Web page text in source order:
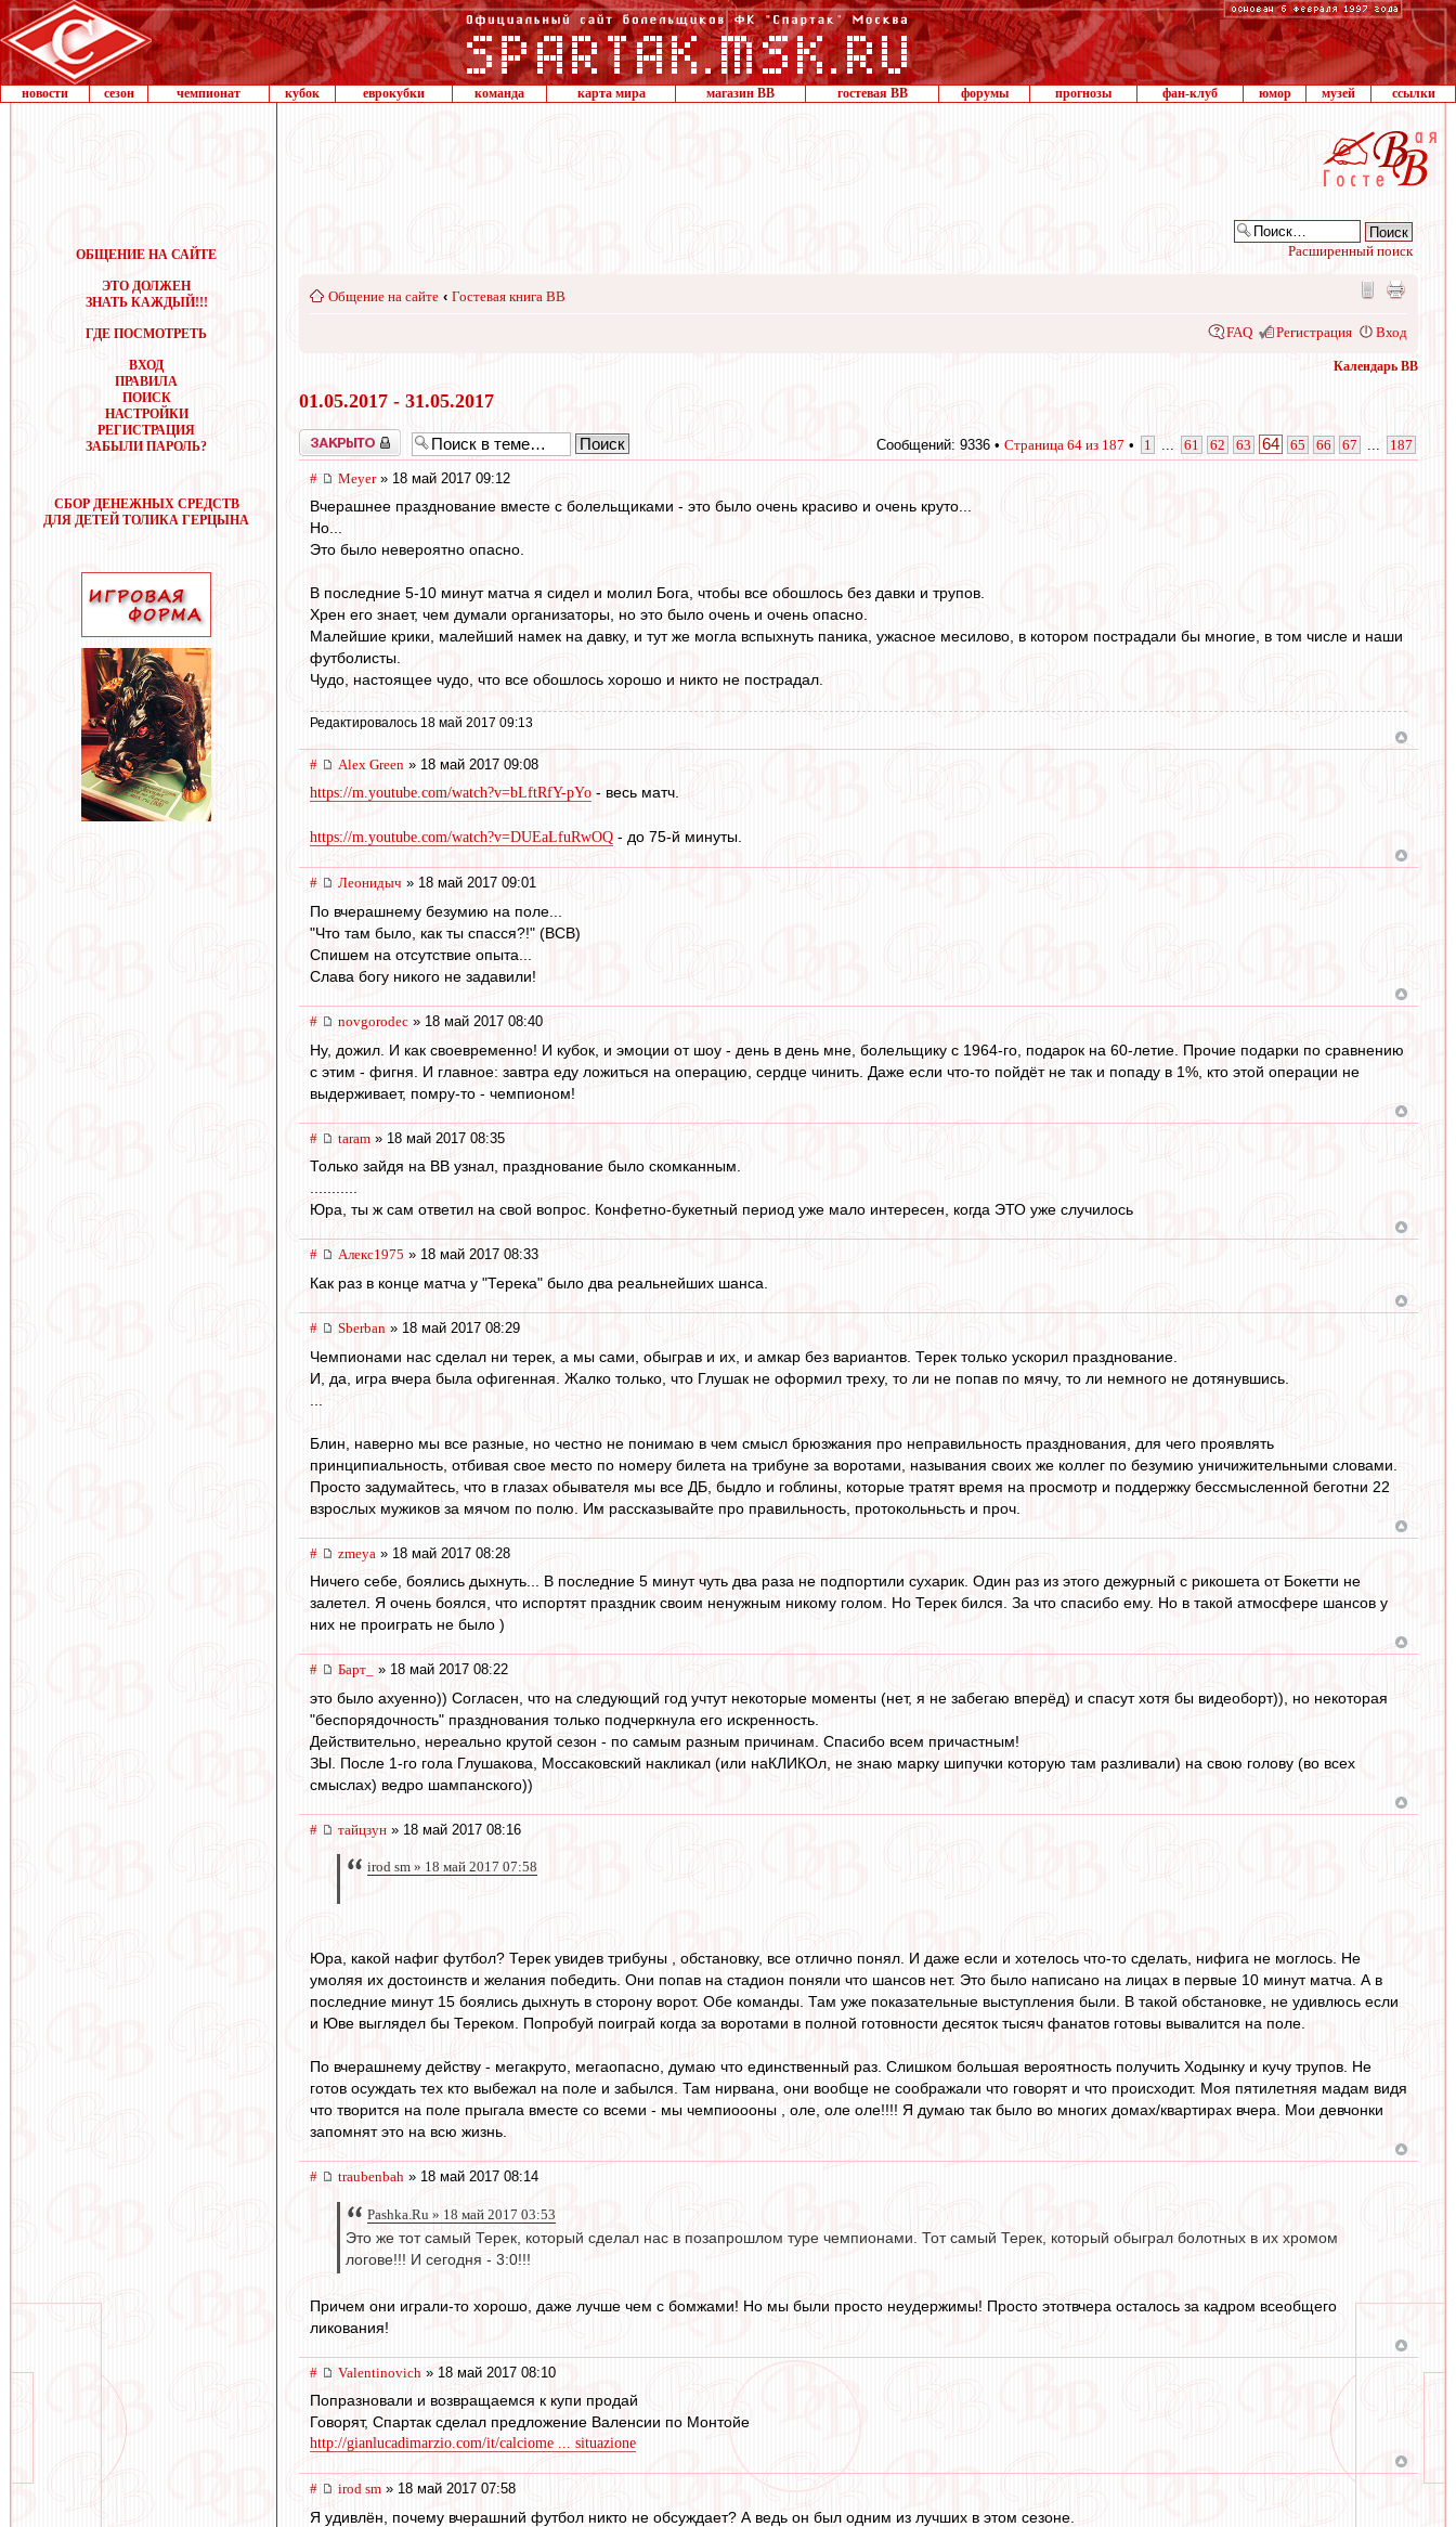
новости сезон чемпионат кубок еврокубки команда карта мира магазин ВВ гостевая ВВ форумы прогнозы фан-клуб юмор музей ссылки
ОБЩЕНИЕ НА САЙТЕ
ЭТО ДОЛЖЕН
ЗНАТЬ КАЖДЫЙ!!!
ГДЕ ПОСМОТРЕТЬ
ВХОД
ПРАВИЛА
ПОИСК
НАСТРОЙКИ
РЕГИСТРАЦИЯ
ЗАБЫЛИ ПАРОЛЬ?
СБОР ДЕНЕЖНЫХ СРЕДСТВ
ДЛЯ ДЕТЕЙ ТОЛИКА ГЕРЦЫНА
Расширенный поиск
Общение на сайте ‹ Гостевая книга ВВ
FAQ Регистрация Вход
Календарь ВВ
01.05.2017 - 31.05.2017
Закрыто Сообщений: 9336 • Страница 64 из 187 • 1 61 62 63 64 65 66 67 187
# Meyer» 18 май 2017 09:12
Вчерашнее празднование вместе с болельщиками - это было очень красиво и очень круто...
Но...
Это было невероятно опасно.
В последние 5-10 минут матча я сидел и молил Бога, чтобы все обошлось без давки и трупов.
Хрен его знает, чем думали организаторы, но это было очень и очень опасно.
Малейшие крики, малейший намек на давку, и тут же могла вспыхнуть паника, ужасное месилово, в котором пострадали бы многие, в том числе и наши
футболисты.
Чудо, настоящее чудо, что все обошлось хорошо и никто не пострадал.
Редактировалось 18 май 2017 09:13
# Alex Green » 18 май 2017 09:08
https://m.youtube.com/watch?v=bLftRfY-pYo - весь матч.
https://m.youtube.com/watch?v=DUEaLfuRwOQ - до 75-й минуты.
# Леонидыч » 18 май 2017 09:01
По вчерашнему безумию на поле...
"Что там было, как ты спасся?!" (ВСВ)
Спишем на отсутствие опыта...
Слава богу никого не задавили!
# novgorodec » 18 май 2017 08:40
Ну, дожил. И как своевременно! И кубок, и эмоции от шоу - день в день мне, болельщику с 1964-го, подарок на 60-летие. Прочие подарки по сравнению
с этим - фигня. И главное: завтра еду ложиться на операцию, сердце чинить. Даже если что-то пойдёт не так и попаду в 1%, кто этой операции не
выдерживает, помру-то - чемпионом!
# taram » 18 май 2017 08:35
Только зайдя на ВВ узнал, празднование было скомканным.
...........
Юра, ты ж сам ответил на свой вопрос. Конфетно-букетный период уже мало интересен, когда ЭТО уже случилось
# Алекс1975 » 18 май 2017 08:33
Как раз в конце матча у "Терека" было два реальнейших шанса.
# Sberban » 18 май 2017 08:29
Чемпионами нас сделал ни терек, а мы сами, обыграв и их, и амкар без вариантов. Терек только ускорил празднование.
И, да, игра вчера была офигенная. Жалко только, что Глушак не оформил треху, то ли не попав по мячу, то ли немного не дотянувшись.
Блин, наверно мы все разные, но честно не понимаю в чем смысл брюзжания про неправильность празднования, для чего проявлять
принципиальность, отбивая свое место по номеру билета на трибуне за воротами, называния своих же коллег по безумию уничижительными словами.
Просто задумайтесь, что в глазах обывателя мы все ДБ, быдло и гоблины, которые тратят время на просмотр и поддержку бессмысленной беготни 22
взрослых мужиков за мячом по полю. Им рассказывайте про правильность, протокольньсть и проч.
# zmeya » 18 май 2017 08:28
Ничего себе, боялись дыхнуть... В последние 5 минут чуть два раза не подпортили сухарик. Один раз из этого дежурный с рикошета от Бокетти не
залетел. Я очень боялся, что испортят праздник своим ненужным никому голом. Но Терек бился. За что спасибо ему. Но в такой атмосфере шансов у
них не проиграть не было )
# Барт_ » 18 май 2017 08:22
это было ахуенно)) Согласен, что на следующий год учтут некоторые моменты (нет, я не забегаю вперёд) и спасут хотя бы видеоборт)), но некоторая
"беспорядочность" празднования только подчеркнула его искренность.
Действительно, нереально крутой сезон - по самым разным причинам. Спасибо всем причастным!
ЗЫ. После 1-го гола Глушакова, Моссаковский накликал (или наКЛИКОл, не знаю марку шипучки которую там разливали) на свою голову (во всех
смыслах) ведро шампанского))
# тайцзун » 18 май 2017 08:16
irod sm » 18 май 2017 07:58
Юра, какой нафиг футбол? Терек увидев трибуны , обстановку, все отлично понял. И даже если и хотелось что-то сделать, нифига не моглось. Не
умоляя их достоинств и желания победить. Они попав на стадион поняли что шансов нет. Это было написано на лицах в первые 10 минут матча. А в
последние минут 15 боялись дыхнуть в сторону ворот. Обе команды. Там уже показательные выступления были. В такой обстановке, не удивлюсь если
и Юве выглядел бы Тереком. Попробуй поиграй когда за воротами в полной готовности десяток тысяч фанатов готовы вывалится на поле.
По вчерашнему действу - мегакруто, мегаопасно, думаю что единственный раз. Слишком большая вероятность получить Ходынку и кучу трупов. Не
готов осуждать тех кто выбежал на поле и забылся. Там нирвана, они вообще не соображали что говорят и что происходит. Моя пятилетняя мадам видя
что творится на поле прыгала вместе со всеми - мы чемпиоооны , оле, оле оле!!!! Я думаю так было во многих домах/квартирах вчера. Мои девчонки
запомнят это на всю жизнь.
# traubenbah » 18 май 2017 08:14
Pashka.Ru » 18 май 2017 03:53
Это же тот самый Терек, который сделал нас в позапрошлом туре чемпионами. Тот самый Терек, который обыграл болотных в их хромом
логове!!! И сегодня - 3:0!!!
Причем они играли-то хорошо, даже лучше чем с бомжами! Но мы были просто неудержимы! Просто этотвчера осталось за кадром всеобщего
ликования!
# Valentinovich » 18 май 2017 08:10
Попразновали и возвращаемся к купи продай
Говорят, Спартак сделал предложение Валенсии по Монтойе
http://gianlucadimarzio.com/it/calciome ... situazione
# irod sm » 18 май 2017 07:58
Я удивлён, почему вчерашний футбол никто не обсуждает? А ведь он был одним из лучших в этом сезоне.